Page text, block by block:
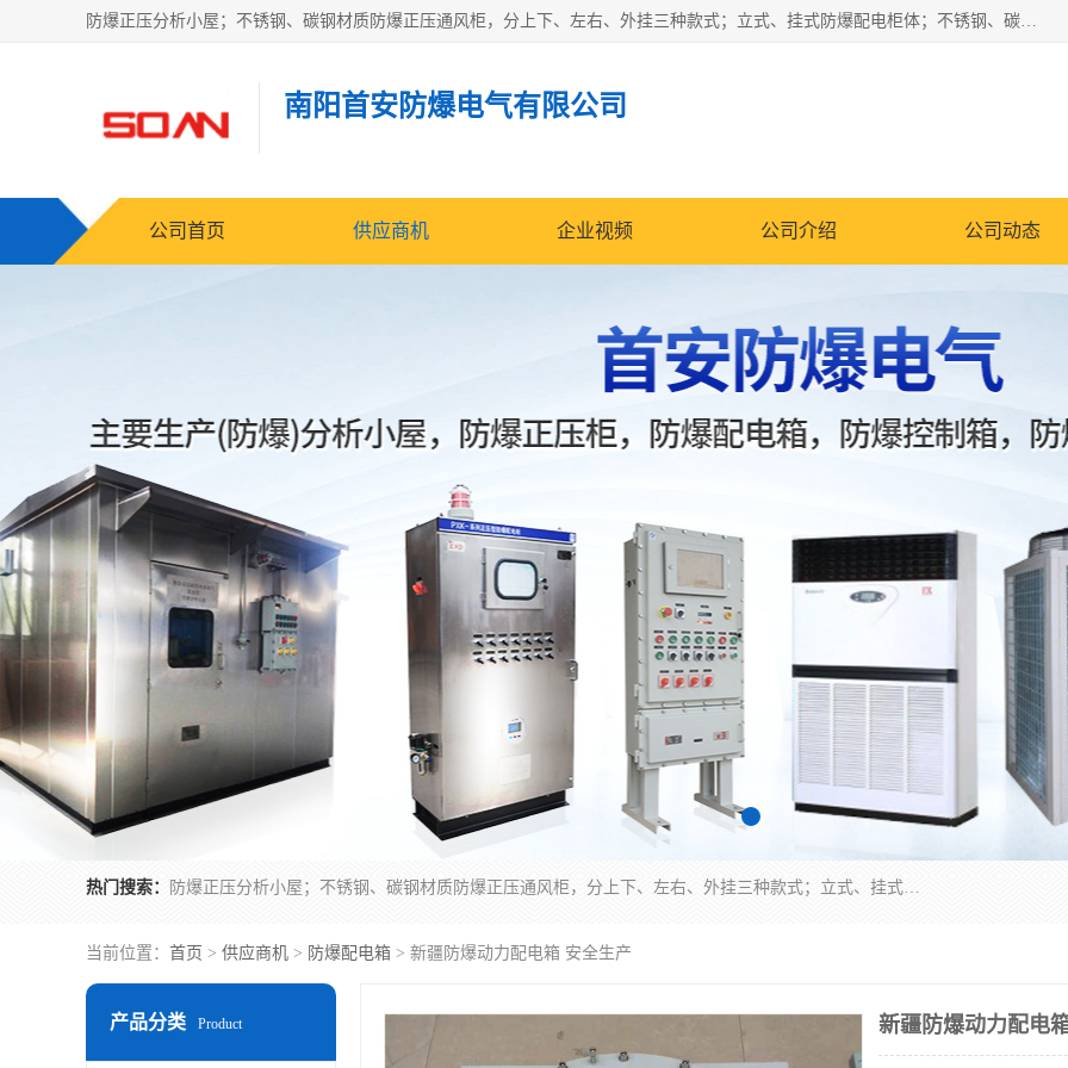
防爆正压分析小屋；不锈钢、碳钢材质防爆正压通风柜，分上下、左右、外挂三种款式；立式、挂式防爆配电柜体；不锈钢、碳钢防爆变频、磁力、星三角启动器；不锈钢、碳钢、铸铝防爆控制箱柜；可操作按键、多块式防爆仪表箱；多材质防爆接线箱；台式防爆电脑、防爆监视器。产品适配石油、化工、煤炭、电力、纺织、酿酒、航天、铁路、冶金、船舶、消防、市政等多行业工况使用。
南阳首安防爆电气有限公司
公司首页 供应商机 企业视频 公司介绍 公司动态
热门搜索： 防爆正压分析小屋；不锈钢、碳钢材质防爆正压通风柜，分上下、左右、外挂三种款式；立式、挂式防爆配电柜体；不锈钢、碳钢防爆变频、磁力、星三角启动器；不锈钢、碳钢、铸铝防爆控制箱柜；可操作按键、多块式防爆仪表箱；多材质防爆接线箱；台式防爆电脑、防爆监视器。产品适配石油、化工、煤炭、电力、纺织、酿酒、航天、铁路、冶金、船舶、消防、市政等多行业工况使用。
当前位置： 首页 > 供应商机 > 防爆配电箱 > 新疆防爆动力配电箱 安全生产
产品分类 Product 新疆防爆动力配电